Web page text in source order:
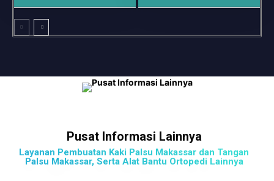
Pusat Informasi Lainnya
Layanan Pembuatan Kaki Palsu Makassar dan Tangan
Palsu Makassar, Serta Alat Bantu Ortopedi Lainnya